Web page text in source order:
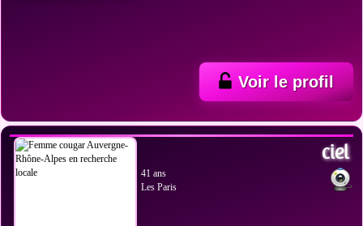
Voir le profil
VOIR LES PHOTOS
ciel
41 ans
Les Paris